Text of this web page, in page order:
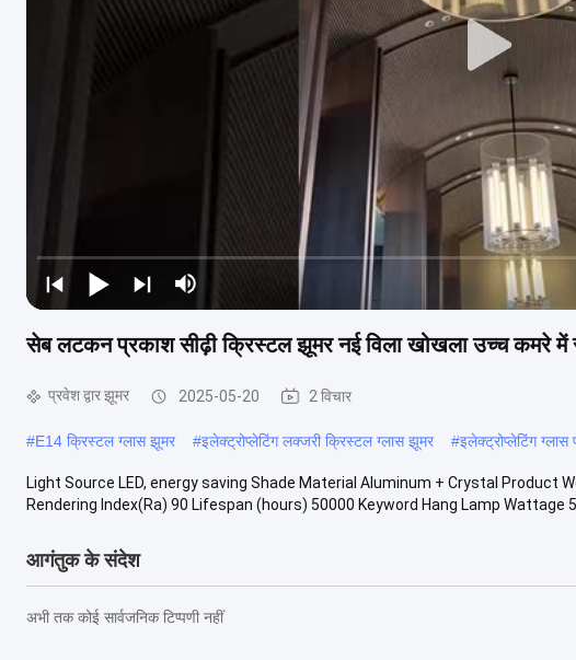
सेब लटकन प्रकाश सीढ़ी क्रिस्टल झूमर नई विला खोखला उच्च कमरे में
प्रवेश द्वार झूमर 2025-05-20 2 विचार
#E14 क्रिस्टल ग्लास झूमर #इलेक्ट्रोप्लेटिंग लक्जरी क्रिस्टल ग्लास झूमर #इलेक्ट्रोप्लेटिंग
Light Source LED, energy saving Shade Material Aluminum + Crystal Product
Rendering Index(Ra) 90 Lifespan (hours) 50000 Keyword Hang Lamp Wattage
आगंतुक के संदेश
अभी तक कोई सार्वजनिक टिप्पणी नहीं